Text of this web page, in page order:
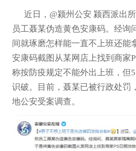
近日，@颍州公安 颍西派出
员工聂某伪造黄色安康码。经询
间就琢磨怎样能一直不上班还能
安康码截图从某网店上找到商家
称按防疫规定不能外出上班，但
识破。目前，聂某已被行政处罚
地公安受案调查。